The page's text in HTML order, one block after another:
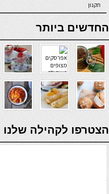
תקנון
online casino
החדשים ביותר
verde casino
הצטרפו לקהילה שלנו